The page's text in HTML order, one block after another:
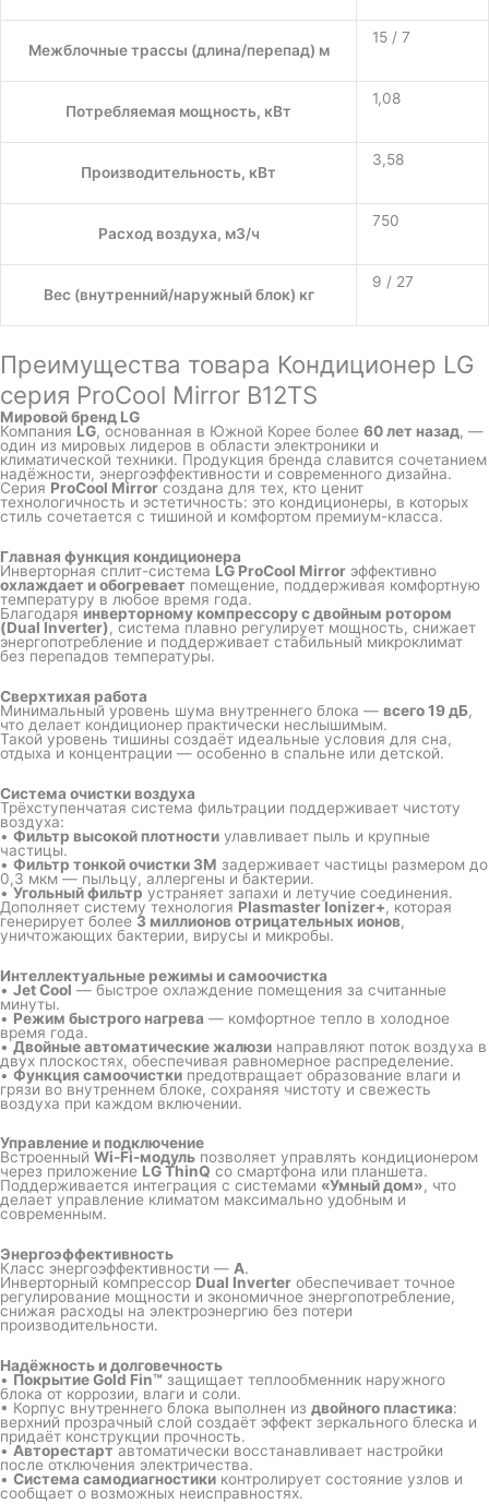
Межблочные трассы (длина/перепад) м
15 / 7
Потребляемая мощность, кВт
1,08
Производительность, кВт
3,58
Расход воздуха, м3/ч
750
Вес (внутренний/наружный блок) кг
9 / 27
Преимущества товара Кондиционер LG
серия ProCool Mirror B12TS
Мировой бренд LG
Компания LG, основанная в Южной Корее более 60 лет назад, —
один из мировых лидеров в области электроники и
климатической техники. Продукция бренда славится сочетанием
надёжности, энергоэффективности и современного дизайна.
Серия ProCool Mirrorсоздана для тех, кто ценит
технологичность и эстетичность: это кондиционеры, в которых
стиль сочетается с тишиной и комфортом премиум-класса.
Главная функция кондиционера
Инверторная сплит-система LG ProCool Mirror эффективно
охлаждает и обогревает помещение, поддерживая комфортную
температуру в любое время года.
Благодаря инверторному компрессору с двойным ротором
(Dual Inverter), система плавно регулирует мощность, снижает
энергопотребление и поддерживает стабильный микроклимат
без перепадов температуры.
Сверхтихая работа
Минимальный уровень шума внутреннего блока — всего 19 дБ,
что делает кондиционер практически неслышимым.
Такой уровень тишины создаёт идеальные условия для сна,
отдыха и концентрации — особенно в спальне или детской.
Система очистки воздуха
Трёхступенчатая система фильтрации поддерживает чистоту
воздуха:
• Фильтр высокой плотности улавливает пыль и крупные
частицы.
• Фильтр тонкой очистки 3M задерживает частицы размером до
0,3 мкм — пыльцу, аллергены и бактерии.
•Угольный фильтр устраняет запахи и летучие соединения.
Дополняет систему технология Plasmaster Ionizer+, которая
генерирует более 3 миллионов отрицательных ионов,
уничтожающих бактерии, вирусы и микробы.
Интеллектуальные режимы и самоочистка
• Jet Cool — быстрое охлаждение помещения за считанные
минуты.
• Режим быстрого нагрева — комфортное тепло в холодное
время года.
•Двойные автоматические жалюзи направляют поток воздуха в
двух плоскостях, обеспечивая равномерное распределение.
• Функция самоочистки предотвращает образование влаги и
грязи во внутреннем блоке, сохраняя чистоту и свежесть
воздуха при каждом включении.
Управление и подключение
Встроенный Wi-Fi-модуль позволяет управлять кондиционером
через приложение LG ThinQ со смартфона или планшета.
Поддерживается интеграция с системами «Умный дом», что
делает управление климатом максимально удобным и
современным.
Энергоэффективность
Класс энергоэффективности — A.
Инверторный компрессор Dual Inverter обеспечивает точное
регулирование мощности и экономичное энергопотребление,
снижая расходы на электроэнергию без потери
производительности.
Надёжность и долговечность
• Покрытие Gold Fin™ защищает теплообменник наружного
блока от коррозии, влаги и соли.
• Корпус внутреннего блока выполнен из двойного пластика:
верхний прозрачный слой создаёт эффект зеркального блеска и
придаёт конструкции прочность.
•Авторестарт автоматически восстанавливает настройки
после отключения электричества.
• Система самодиагностики контролирует состояние узлов и
сообщает о возможных неисправностях.